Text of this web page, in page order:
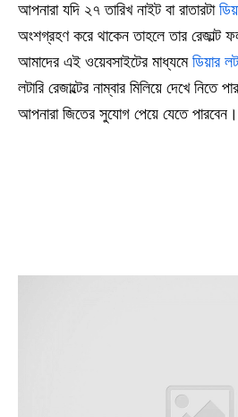
আপনারা যদি ২৭ তারিখ নাইট বা রাতারটা
অংশগ্রহণ করে থাকেন তাহলে তার রেজাল্ট
আমাদের এই ওয়েবসাইটের মাধ্যমে ডিয়ার
লটারি রেজাল্টের নাম্বার মিলিয়ে দেখে নিতে
আপনারা জিতের সুযোগ পেয়ে যেতে পারবেন।